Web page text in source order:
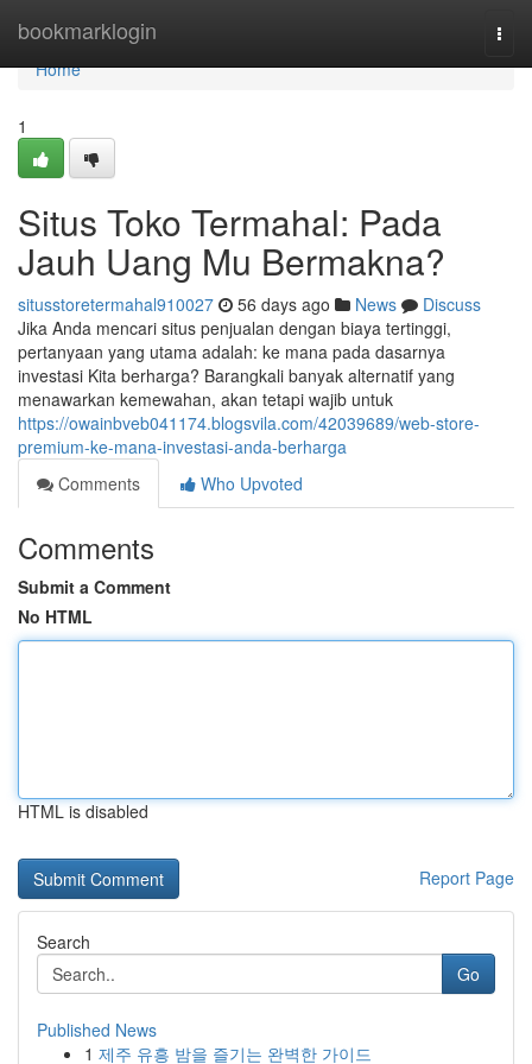
bookmarklogin
Home
Home
1
Situs Toko Termahal: Pada
Jauh Uang Mu Bermakna?
situsstoretermahal910027 56 days ago News
Discuss
Jika Anda mencari situs penjualan dengan biaya tertinggi,
pertanyaan yang utama adalah: ke mana pada dasarnya
investasi Kita berharga? Barangkali banyak alternatif yang
menawarkan kemewahan, akan tetapi wajib untuk
https://owainbveb041174.blogsvila.com/42039689/web-store-
premium-ke-mana-investasi-anda-berharga
Comments
Who Upvoted
Comments
Submit a Comment
No HTML
HTML is disabled
Report Page
Search
Go
Published News
1 제주 유흥 밤을 즐기는 완벽한 가이드